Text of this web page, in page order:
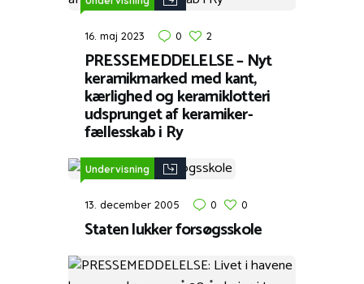
16. maj 2023 0 2
PRESSEMEDDELELSE – Nyt
keramikmarked med kant,
kærlighed og keramiklotteri
udsprunget af keramiker-
fællesskab i Ry
Undervisning
13. december 2005 0 0
Staten lukker forsøgsskole